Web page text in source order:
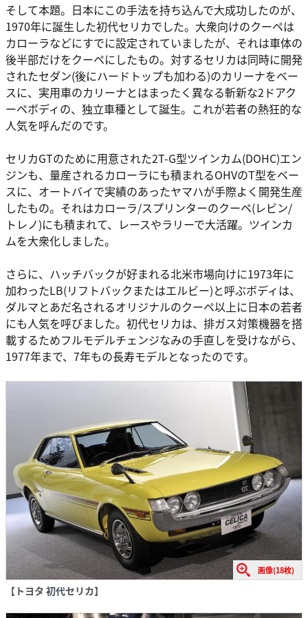
そして本題。日本にこの手法を持ち込んで大成功したのが、
1970年に誕生した初代セリカでした。大衆向けのクーペは
カローラなどにすでに設定されていましたが、それは車体の
後半部だけをクーペにしたもの。対するセリカは同時に開発
されたセダン(後にハードトップも加わる)のカリーナをベー
スに、実用車のカリーナとはまったく異なる斬新な2ドアク
ーペボディの、独立車種として誕生。これが若者の熱狂的な
人気を呼んだのです。
セリカGTのために用意された2T-G型ツインカム(DOHC)エン
ジンも、量産されるカローラにも積まれるOHVのT型をベー
スに、オートバイで実績のあったヤマハが手際よく開発生産
したもの。それはカローラ/スプリンターのクーペ(レビン/
トレノ)にも積まれて、レースやラリーで大活躍。ツインカ
ムを大衆化しました。
さらに、ハッチバックが好まれる北米市場向けに1973年に
加わったLB(リフトバックまたはエルビー)と呼ぶボディは、
ダルマとあだ名されるオリジナルのクーペ以上に日本の若者
にも人気を呼びました。初代セリカは、排ガス対策機器を搭
載するためフルモデルチェンジなみの手直しを受けながら、
1977年まで、7年もの長寿モデルとなったのです。
画像(18枚)
【トヨタ 初代セリカ】